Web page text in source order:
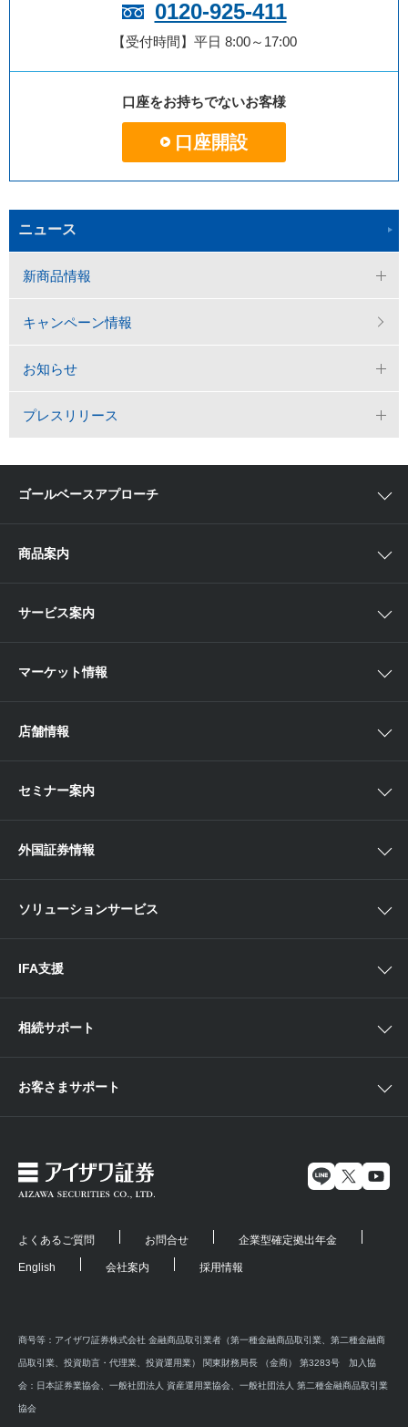
0120-925-411
【受付時間】平日 8:00～17:00
口座をお持ちでないお客様
口座開設
ニュース
新商品情報
キャンペーン情報
お知らせ
プレスリリース
ゴールベースアプローチ
αポート
商品案内
欧米株
ETF・ETN・REIT
ラップサービス
新商品情報
サービス案内
取引ツール
各種お手続き
便利なサービス
当社サービスのご利用にあたって
マーケット情報
店舗情報
近畿
セミナー案内
外国証券情報
ソリューションサービス
IFA支援
相続サポート
お客さまサポート
よくあるご質問 お問合せ 企業型確定拠出年金
English 会社案内 採用情報
商号等：アイザワ証券株式会社 金融商品取引業者（第一種金融商品取引業、第二種金融商
品取引業、投資助言・代理業、投資運用業） 関東財務局長 （金商） 第3283号 加入協
会：日本証券業協会、一般社団法人 資産運用業協会、一般社団法人 第二種金融商品取引業
協会